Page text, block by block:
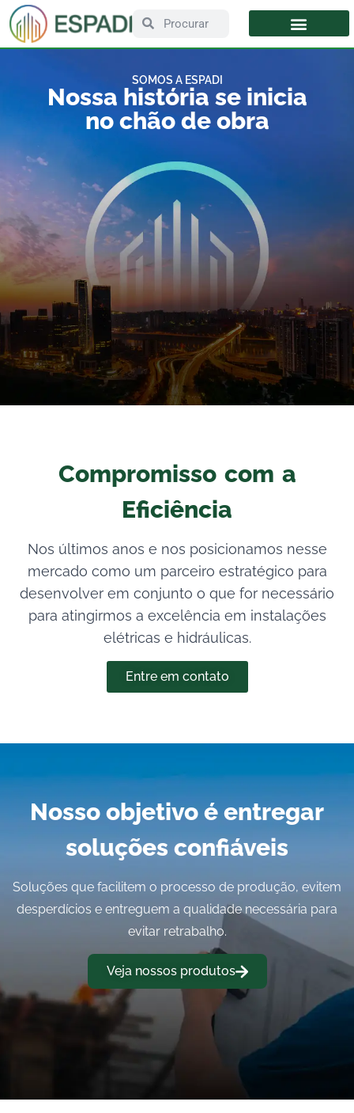
SOMOS A ESPADI
Nossa história se inicia
no chão de obra
Compromisso com a
Eficiência
Nos últimos anos e nos posicionamos nesse
mercado como um parceiro estratégico para
desenvolver em conjunto o que for necessário
para atingirmos a excelência em instalações
elétricas e hidráulicas.
Entre em contato
Nosso objetivo é entregar
soluções confiáveis
Soluções que facilitem o processo de produção, evitem
desperdícios e entreguem a qualidade necessária para
evitar retrabalho.
Veja nossos produtos